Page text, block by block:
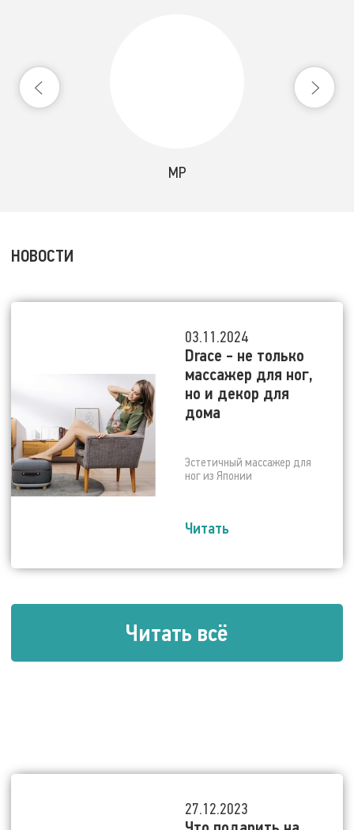
MP
НОВОСТИ
03.11.2024
Drace - не только
массажер для ног,
но и декор для
дома
Эстетичный массажер для
ног из Японии
Читать
Читать всё
27.12.2023